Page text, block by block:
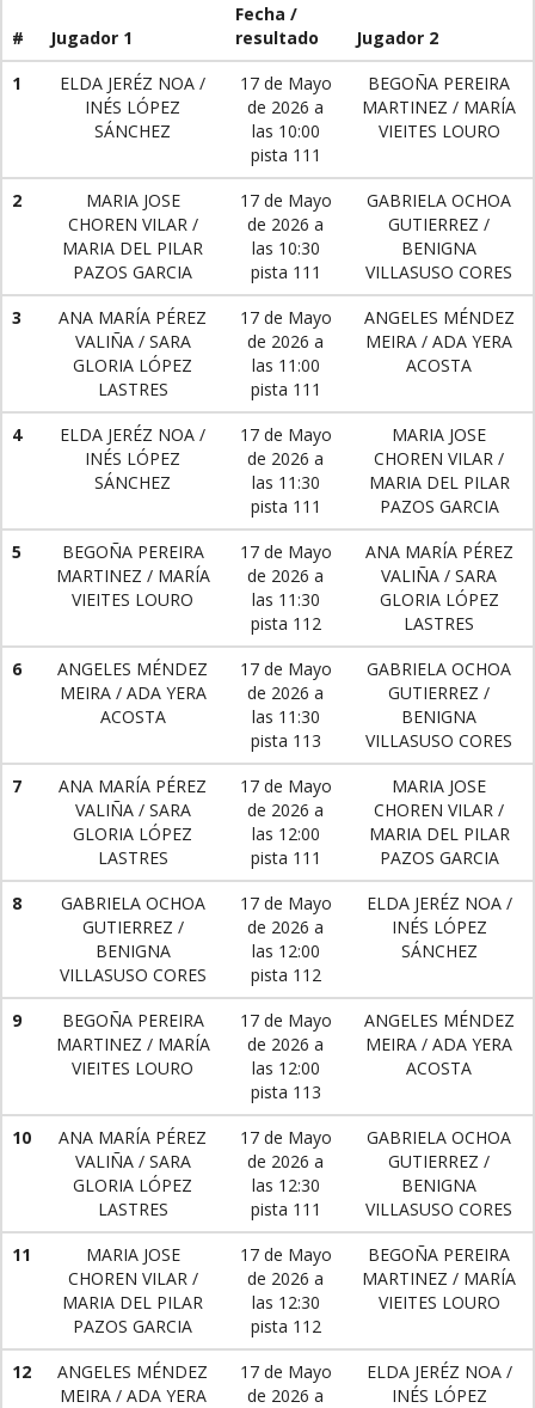
# Jugador 1
Fecha /
resultado
Jugador 2
1
ELDA JERÉZ NOA /
INÉS LÓPEZ
SÁNCHEZ
17 de Mayo
de 2026 a
las 10:00
pista 111
BEGOÑA PEREIRA
MARTINEZ / MARÍA
VIEITES LOURO
2
MARIA JOSE
CHOREN VILAR /
MARIA DEL PILAR
PAZOS GARCIA
17 de Mayo
de 2026 a
las 10:30
pista 111
GABRIELA OCHOA
GUTIERREZ /
BENIGNA
VILLASUSO CORES
3
ANA MARÍA PÉREZ
VALIÑA / SARA
GLORIA LÓPEZ
LASTRES
17 de Mayo
de 2026 a
las 11:00
pista 111
ANGELES MÉNDEZ
MEIRA / ADA YERA
ACOSTA
4
ELDA JERÉZ NOA /
INÉS LÓPEZ
SÁNCHEZ
17 de Mayo
de 2026 a
las 11:30
pista 111
MARIA JOSE
CHOREN VILAR /
MARIA DEL PILAR
PAZOS GARCIA
5
BEGOÑA PEREIRA
MARTINEZ / MARÍA
VIEITES LOURO
17 de Mayo
de 2026 a
las 11:30
pista 112
ANA MARÍA PÉREZ
VALIÑA / SARA
GLORIA LÓPEZ
LASTRES
6
ANGELES MÉNDEZ
MEIRA / ADA YERA
ACOSTA
17 de Mayo
de 2026 a
las 11:30
pista 113
GABRIELA OCHOA
GUTIERREZ /
BENIGNA
VILLASUSO CORES
7
ANA MARÍA PÉREZ
VALIÑA / SARA
GLORIA LÓPEZ
LASTRES
17 de Mayo
de 2026 a
las 12:00
pista 111
MARIA JOSE
CHOREN VILAR /
MARIA DEL PILAR
PAZOS GARCIA
8
GABRIELA OCHOA
GUTIERREZ /
BENIGNA
VILLASUSO CORES
17 de Mayo
de 2026 a
las 12:00
pista 112
ELDA JERÉZ NOA /
INÉS LÓPEZ
SÁNCHEZ
9
BEGOÑA PEREIRA
MARTINEZ / MARÍA
VIEITES LOURO
17 de Mayo
de 2026 a
las 12:00
pista 113
ANGELES MÉNDEZ
MEIRA / ADA YERA
ACOSTA
10
ANA MARÍA PÉREZ
VALIÑA / SARA
GLORIA LÓPEZ
LASTRES
17 de Mayo
de 2026 a
las 12:30
pista 111
GABRIELA OCHOA
GUTIERREZ /
BENIGNA
VILLASUSO CORES
11
MARIA JOSE
CHOREN VILAR /
MARIA DEL PILAR
PAZOS GARCIA
17 de Mayo
de 2026 a
las 12:30
pista 112
BEGOÑA PEREIRA
MARTINEZ / MARÍA
VIEITES LOURO
12
ANGELES MÉNDEZ
MEIRA / ADA YERA
17 de Mayo
de 2026 a
ELDA JERÉZ NOA /
INÉS LÓPEZ